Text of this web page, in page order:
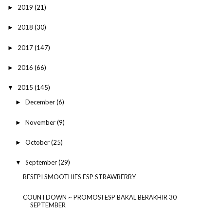
► 2019 (21)
► 2018 (30)
► 2017(147)
► 2016 (66)
▼ 2015 (145)
► December(6)
► November(9)
► October(25)
▼ September(29)
RESEPI SMOOTHIES ESP STRAWBERRY
COUNTDOWN ~ PROMOSI ESP BAKAL BERAKHIR 30
SEPTEMBER